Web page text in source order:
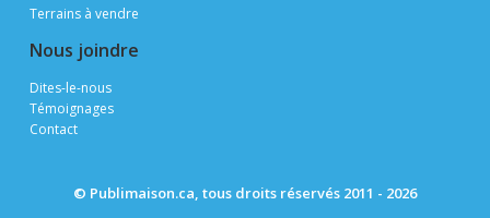
Terrains à vendre
Nous joindre
Dites-le-nous
Témoignages
Contact
© Publimaison.ca, tous droits réservés 2011 - 2026